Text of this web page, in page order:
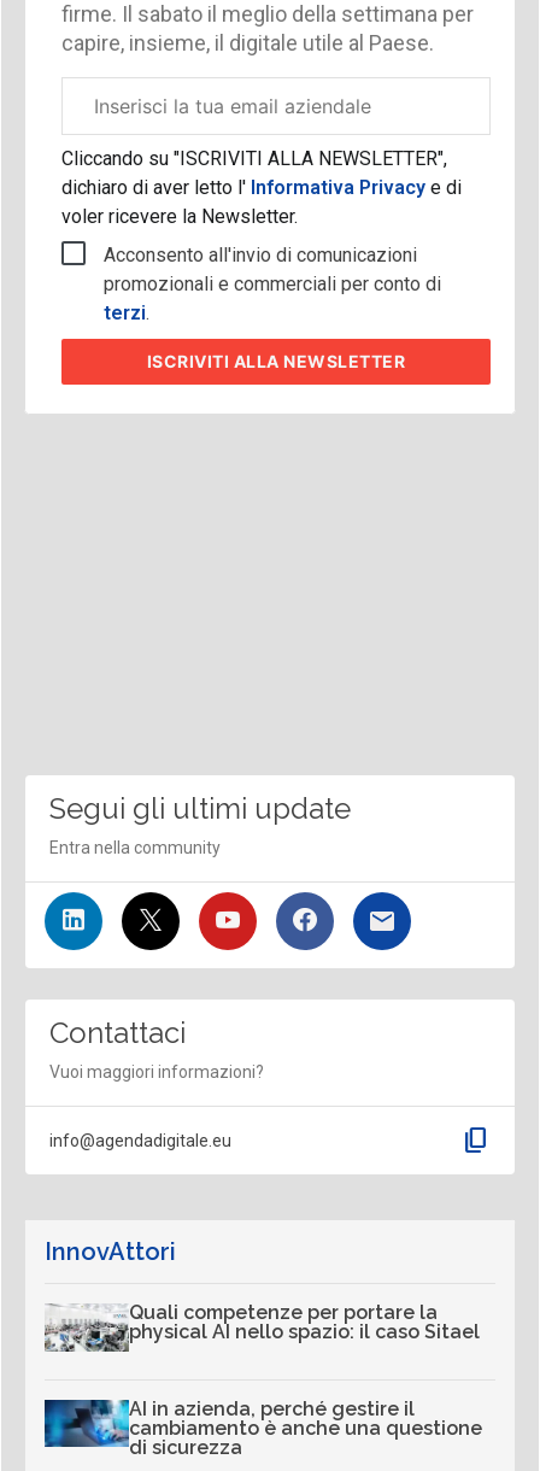
firme. Il sabato il meglio della settimana per
capire, insieme, il digitale utile al Paese.
aziendale
Cliccando su "ISCRIVITI ALLA NEWSLETTER",
dichiaro di aver letto l'Informativa Privacy e di
voler ricevere la Newsletter.
Acconsento all'invio di comunicazioni
promozionali e commerciali per conto di
terzi.
ISCRIVITI ALLA NEWSLETTER
Segui gli ultimi update
Entra nella community
Contattaci
Vuoi maggiori informazioni?
info@agendadigitale.eu content_copy
InnovAttori
Quali competenze per portare la
physical AI nello spazio: il caso Sitael
AI in azienda, perché gestire il
cambiamento è anche una questione
di sicurezza